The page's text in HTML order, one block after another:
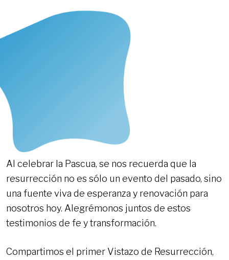
Al celebrar la Pascua, se nos recuerda que la
resurrección no es sólo un evento del pasado, sino
una fuente viva de esperanza y renovación para
nosotros hoy. Alegrémonos juntos de estos
testimonios de fe y transformación.
Compartimos el primer Vistazo de Resurrección,